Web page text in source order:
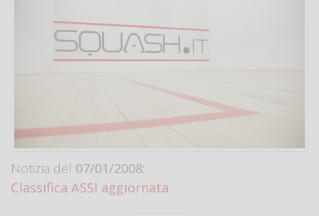
Notizia del 07/01/2008:
Classifica ASSI aggiornata